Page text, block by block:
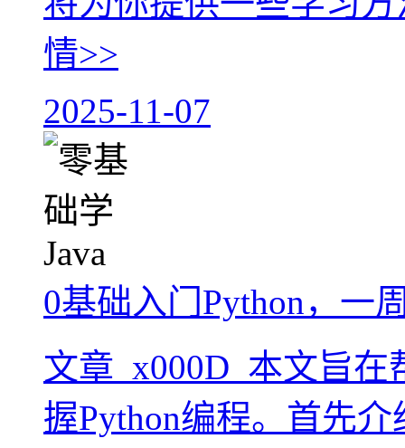
情>>
2025-11-07
0基础入门Python，一
文章_x000D_本文旨
握Python编程。首先